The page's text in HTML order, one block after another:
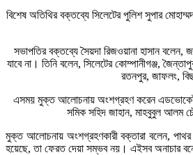
বিশেষ অতিথির বক্তব্যে সিলেটের পুলিশ সুপার
সভাপতির বক্তব্যে সৈয়দা রিজওয়ানা হাসান
যাবে না। তিনি বলেন, সিলেটের কোম্পানীগঞ্জ,
রতনপুর, জাফলং,
এসময় মুক্ত আলোচনায় অংশগ্রহণ করেন এডভোকেট
সমিক সহিদ জাহান, মাহবুবুল আলম
মুক্ত আলোচনায় অংশগ্রহণকারী বক্তারা বলেন, পাথর
হয়েছে, তা ফেরত দেয়া সম্ভব নয়। এইসব অনাচার